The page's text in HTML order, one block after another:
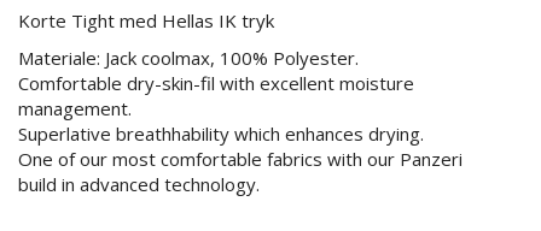
Korte Tight med Hellas IK tryk
Materiale: Jack coolmax, 100% Polyester.
Comfortable dry-skin-fil with excellent moisture
management.
Superlative breathhability which enhances drying.
One of our most comfortable fabrics with our Panzeri
build in advanced technology.